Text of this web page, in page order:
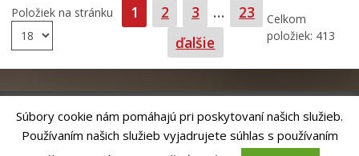
Položiek na stránku Strana
1 Strana
2 Strana
3 … Strana
23
ďalšie
Celkom
položiek: 413
RiešenieANTIK SMART CITY
| Technický prevádzkovateľ – MVI
Súbory cookie nám pomáhajú pri poskytovaní našich služieb.
Používaním našich služieb vyjadrujete súhlas s používaním